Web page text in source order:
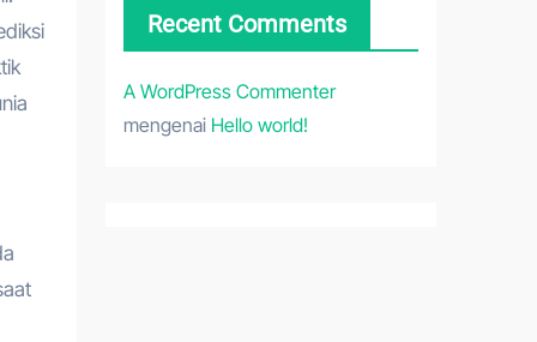
Recent Comments
A WordPress Commenter
mengenai Hello world!